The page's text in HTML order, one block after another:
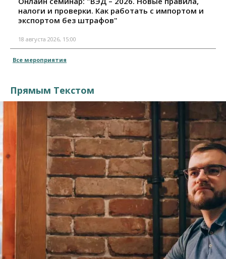
налоги и проверки. Как работать с импортом и
экспортом без штрафов"
18 августа 2026, 15:00
Все мероприятия
Прямым Текстом